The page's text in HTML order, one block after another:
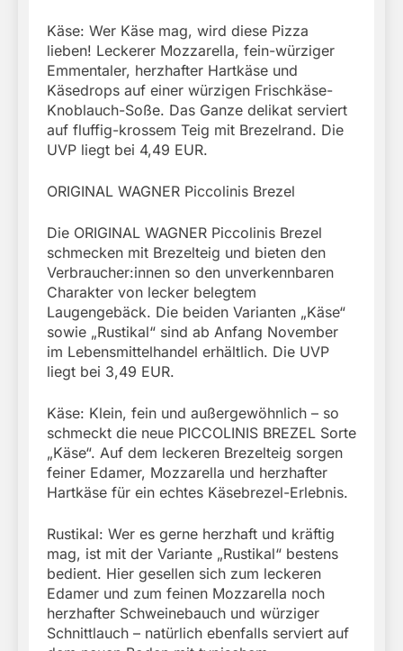
Käse: Wer Käse mag, wird diese Pizza
lieben! Leckerer Mozzarella, fein-würziger
Emmentaler, herzhafter Hartkäse und
Käsedrops auf einer würzigen Frischkäse-
Knoblauch-Soße. Das Ganze delikat serviert
auf fluffig-krossem Teig mit Brezelrand. Die
UVP liegt bei 4,49 EUR.
ORIGINAL WAGNER Piccolinis Brezel
Die ORIGINAL WAGNER Piccolinis Brezel
schmecken mit Brezelteig und bieten den
Verbraucher:innen so den unverkennbaren
Charakter von lecker belegtem
Laugengebäck. Die beiden Varianten „Käse“
sowie „Rustikal“ sind ab Anfang November
im Lebensmittelhandel erhältlich. Die UVP
liegt bei 3,49 EUR.
Käse: Klein, fein und außergewöhnlich – so
schmeckt die neue PICCOLINIS BREZEL Sorte
„Käse“. Auf dem leckeren Brezelteig sorgen
feiner Edamer, Mozzarella und herzhafter
Hartkäse für ein echtes Käsebrezel-Erlebnis.
Rustikal: Wer es gerne herzhaft und kräftig
mag, ist mit der Variante „Rustikal“ bestens
bedient. Hier gesellen sich zum leckeren
Edamer und zum feinen Mozzarella noch
herzhafter Schweinebauch und würziger
Schnittlauch – natürlich ebenfalls serviert auf